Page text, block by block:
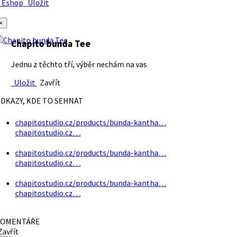
Uložit
Chapito bunda Tee
Jednu z těchto tří, výběr nechám na vas
Uložit Zavřít
KDE TO SEHNAT
chapitostudio.cz/products/bunda-kantha…
chapitostudio.cz…
chapitostudio.cz/products/bunda-kantha…
chapitostudio.cz…
chapitostudio.cz/products/bunda-kantha…
chapitostudio.cz…